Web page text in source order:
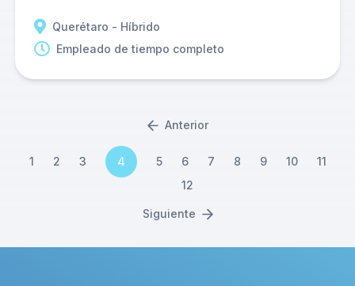
Querétaro - Híbrido
Empleado de tiempo completo
Anterior
1 2 3 4 5 6 7 8 9 10
11
12
Siguiente